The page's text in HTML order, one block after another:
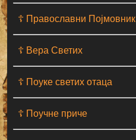
☦ Православни Појмовник
☦ Вера Светих
☦ Поуке светих отаца
☦ Поучне приче